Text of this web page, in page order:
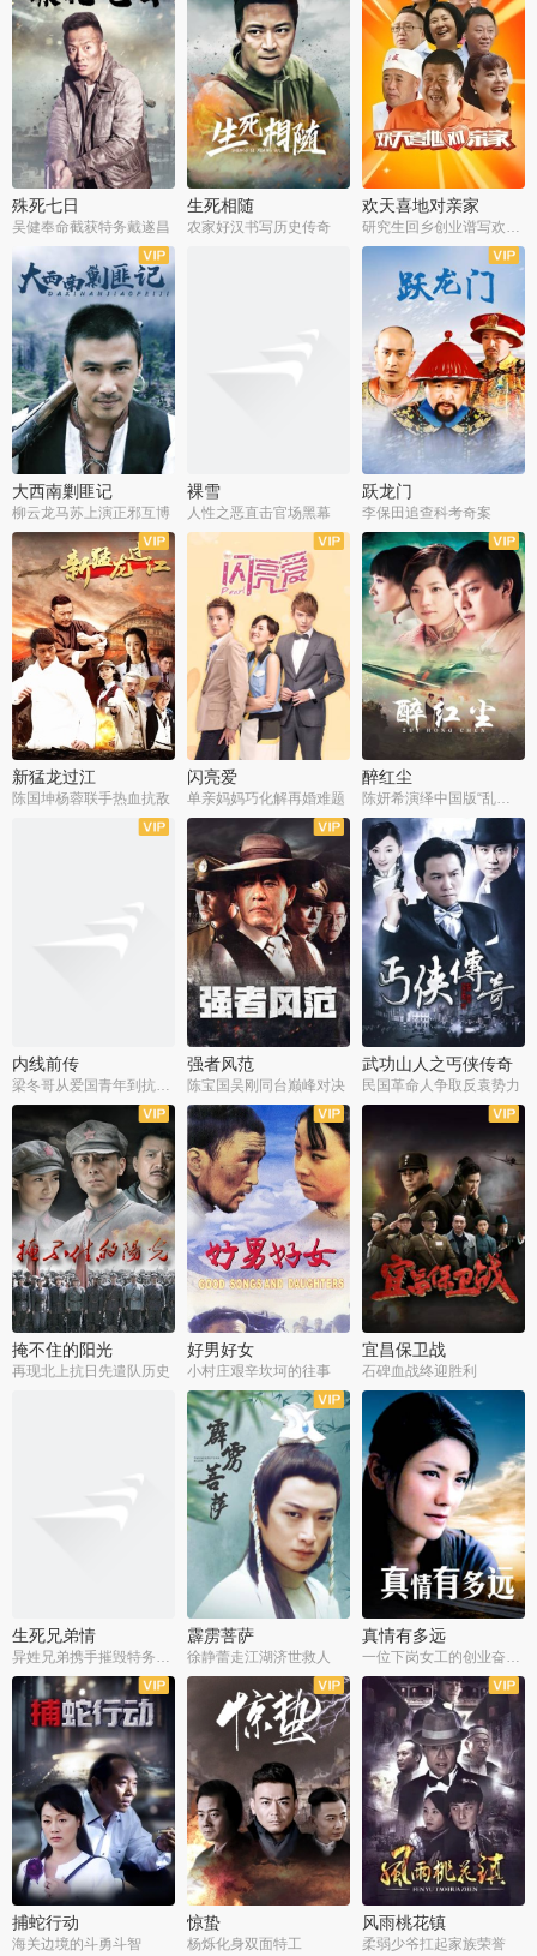
殊死七日
吴健奉命截获特务戴遂昌
生死相随
农家好汉书写历史传奇
欢天喜地对亲家
大西南剿匪记
柳云龙马苏上演正邪互博
裸雪
人性之恶直击官场黑幕
全30集
跃龙门
李保田追查科考奇案
全36集
新猛龙过江
陈国坤杨蓉联手热血抗敌
全37集
闪亮爱
单亲妈妈巧化解再婚难题
全30集
醉红尘
陈妍希演绎中国版“乱世佳人”
内线前传
全30集
强者风范
陈宝国吴刚同台巅峰对决
全30集
武功山人之丐侠传奇
民国革命人争取反袁势力
全38集
掩不住的阳光
再现北上抗日先遣队历史
全9集
好男好女
小村庄艰辛坎坷的往事
全35集
宜昌保卫战
石碑血战终迎胜利
生死兄弟情
异姓兄弟携手摧毁特务阴谋
全40集
霹雳菩萨
徐静蕾走江湖济世救人
全25集
真情有多远
一位下岗女工的创业奋斗史
全22集
捕蛇行动
海关边境的斗勇斗智
全39集
惊蛰
杨烁化身双面特工
全36集
风雨桃花镇
柔弱少爷扛起家族荣誉